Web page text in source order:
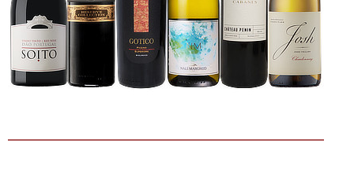
━━━━━━━━━━━━━━━━━━━━━━━━━